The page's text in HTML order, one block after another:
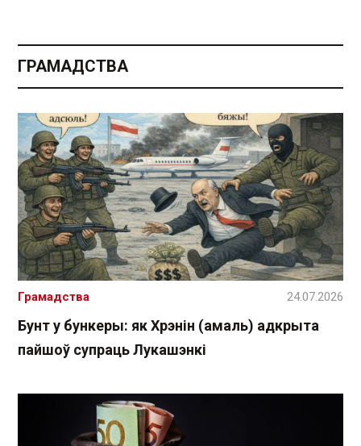
ГРАМАДСТВА
Бунт у бункеры: як Хрэнін (амаль) адкрыта
пайшоў супраць Лукашэнкі
Грамадства 24.07.2026